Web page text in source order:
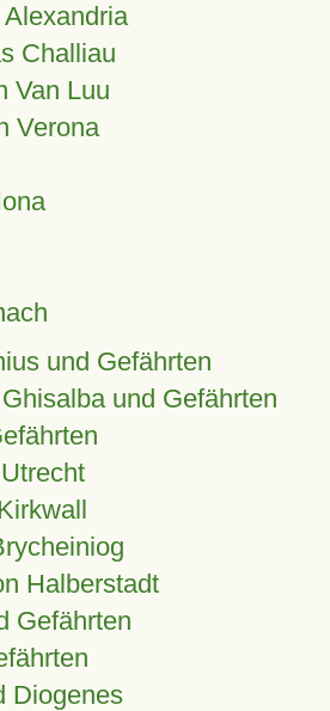
Challiau
Van Luu
Verona
und Gefährten
und Gefährten
Halberstadt
Gefährten
Diogenes